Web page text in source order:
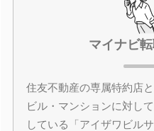
マイナビ
住友不動産の専属特約店
ビル・マンションに対し
している「アイザワビル